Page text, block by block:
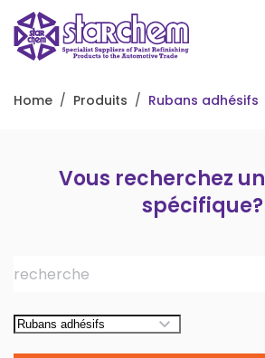
Accéder au contenu principal
Home Produits Rubans adhésifs
Vous recherchez
spécifique?